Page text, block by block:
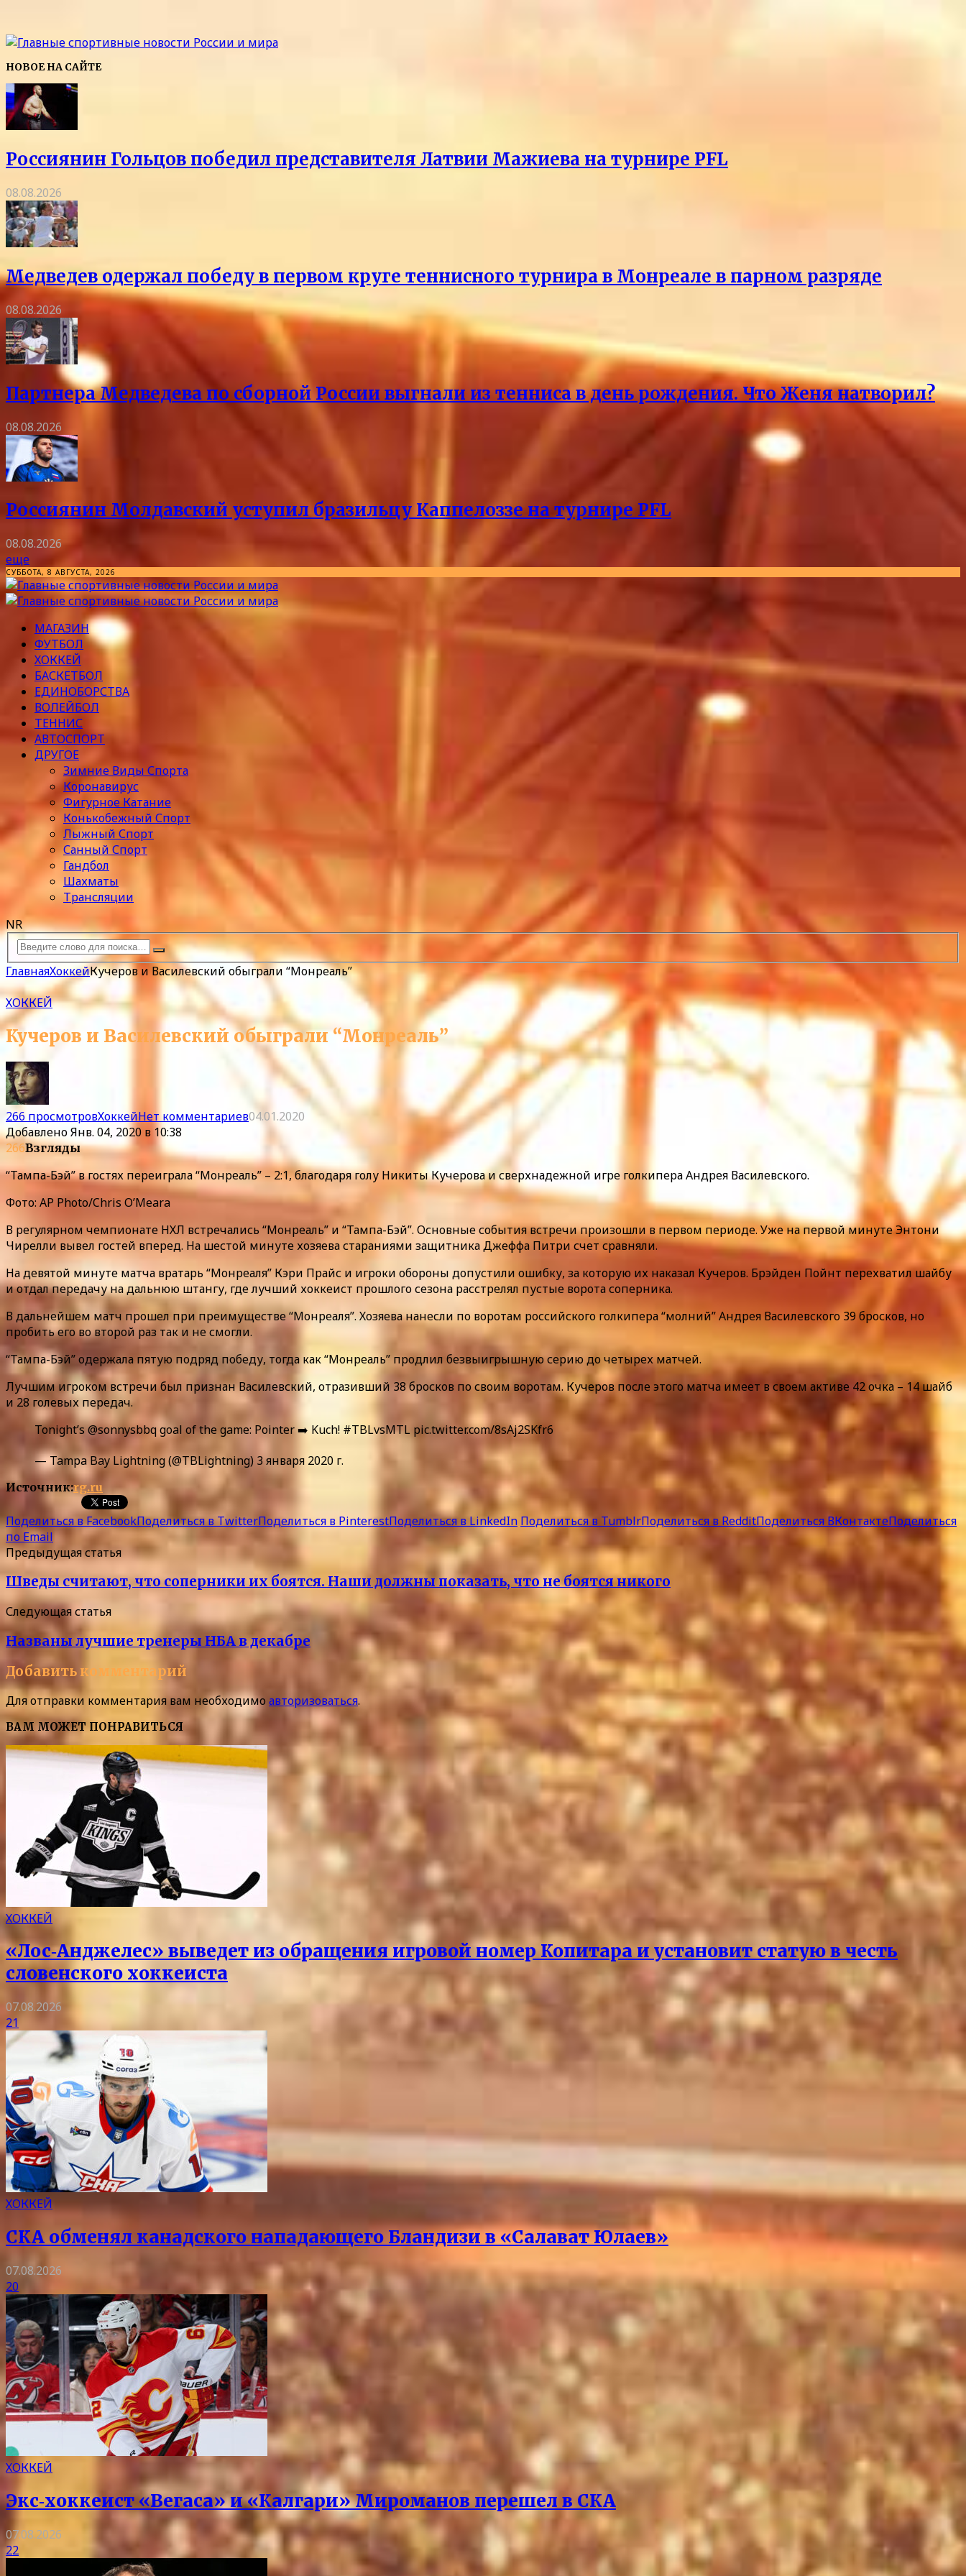
НОВОЕ НА САЙТЕ
Россиянин Гольцов победил представителя Латвии Мажиева на турнире PFL
08.08.2026
Медведев одержал победу в первом круге теннисного турнира в Монреале в парном разряде
08.08.2026
Партнера Медведева по сборной России выгнали из тенниса в день рождения. Что Женя натворил?
08.08.2026
Россиянин Молдавский уступил бразильцу Каппелоззе на турнире PFL
08.08.2026
еще
СУББОТА, 8 АВГУСТА, 2026
МАГАЗИН
ФУТБОЛ
ХОККЕЙ
БАСКЕТБОЛ
ЕДИНОБОРСТВА
ВОЛЕЙБОЛ
ТЕННИС
АВТОСПОРТ
ДРУГОЕ
Зимние Виды Спорта
Коронавирус
Фигурное Катание
Конькобежный Спорт
Лыжный Спорт
Санный Спорт
Гандбол
Шахматы
Трансляции
NR
ГлавнаяХоккейКучеров и Василевский обыграли “Монреаль”
ХОККЕЙ
Кучеров и Василевский обыграли “Монреаль”
266 просмотровХоккейНет комментариев04.01.2020
ДобавленоЯнв. 04, 2020 в 10:38
266Взгляды
“Тампа-Бэй” в гостях переиграла “Монреаль” – 2:1, благодаря голу Никиты Кучерова и сверхнадежной игре голкипера Андрея Василевского.
Фото: AP Photo/Chris O’Meara
В регулярном чемпионате НХЛ встречались “Монреаль” и “Тампа-Бэй”. Основные события встречи произошли в первом периоде. Уже на первой минуте Энтони
Чирелли вывел гостей вперед. На шестой минуте хозяева стараниями защитника Джеффа Питри счет сравняли.
На девятой минуте матча вратарь “Монреаля” Кэри Прайс и игроки обороны допустили ошибку, за которую их наказал Кучеров. Брэйден Пойнт перехватил шайбу
и отдал передачу на дальнюю штангу, где лучший хоккеист прошлого сезона расстрелял пустые ворота соперника.
В дальнейшем матч прошел при преимуществе “Монреаля”. Хозяева нанесли по воротам российского голкипера “молний” Андрея Василевского 39 бросков, но
пробить его во второй раз так и не смогли.
“Тампа-Бэй” одержала пятую подряд победу, тогда как “Монреаль” продлил безвыигрышную серию до четырех матчей.
Лучшим игроком встречи был признан Василевский, отразивший 38 бросков по своим воротам. Кучеров после этого матча имеет в своем активе 42 очка – 14 шайб
и 28 голевых передач.
Tonight’s @sonnysbbq goal of the game: Pointer ➡️ Kuch! #TBLvsMTL pic.twitter.com/8sAj2SKfr6
— Tampa Bay Lightning (@TBLightning) 3 января 2020 г.
Источник:rg.ru
Поделиться в FacebookПоделиться в TwitterПоделиться в PinterestПоделиться в LinkedIn Поделиться в TumblrПоделиться в RedditПоделиться ВКонтактеПоделиться
по Email
Предыдущая статья
Шведы считают, что соперники их боятся. Наши должны показать, что не боятся никого
Следующая статья
Названы лучшие тренеры НБА в декабре
Добавить комментарий
Для отправки комментария вам необходимо авторизоваться.
ВАМ МОЖЕТ ПОНРАВИТЬСЯ
ХОККЕЙ
«Лос‑Анджелес» выведет из обращения игровой номер Копитара и установит статую в честь
словенского хоккеиста
07.08.2026
21
ХОККЕЙ
СКА обменял канадского нападающего Бландизи в «Салават Юлаев»
07.08.2026
20
ХОККЕЙ
Экс‑хоккеист «Вегаса» и «Калгари» Мироманов перешел в СКА
07.08.2026
22